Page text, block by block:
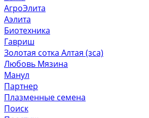
АгроЭлита
Аэлита
Биотехника
Гавриш
Золотая сотка Алтая (зса)
Любовь Мязина
Манул
Партнер
Плазменные семена
Поиск